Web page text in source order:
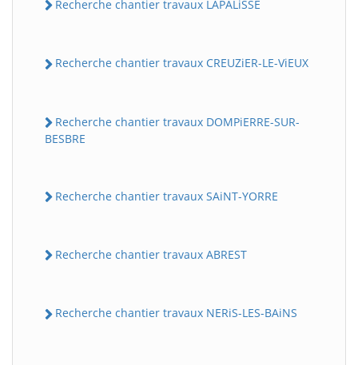
Recherche chantier travaux LAPALiSSE
Recherche chantier travaux CREUZiER-LE-ViEUX
Recherche chantier travaux DOMPiERRE-SUR-
BESBRE
Recherche chantier travaux SAiNT-YORRE
Recherche chantier travaux ABREST
Recherche chantier travaux NERiS-LES-BAiNS